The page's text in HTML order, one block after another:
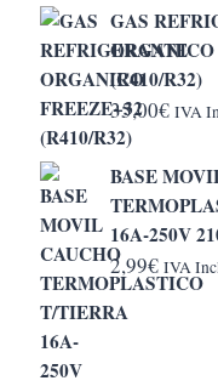
GAS
(R410/R32)
35,00€ IVA
BASE
16A-250V
2,99€ IVA